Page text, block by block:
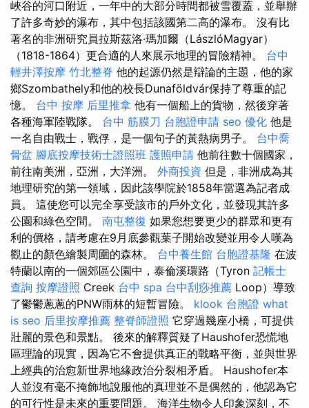
峽谷的河口附近，一年中的大部分時間都被雪覆蓋，並舉辦
了許多奇妙的瀑布，其中包括該國第二高的瀑布。 沒有比
著名的非洲研究員拉斯茲洛·瑪加爾（LászlóMagyar）
（1818-1864）更合適的人來展示地理的冒險精神。 台中
輕井澤按摩 竹北整脊 他的起源仍然是辯論的主題，他的家
鄉Szombathely和他的校長Dunaföldvár保持了尊重的記
憶。 台中 按摩 后里推拿 他有一個船上的貨物，然後穿著
各種海軍陸戰隊。 台中 筋膜刀 台胞證申請 seo 優化 他是
一名自由戰士，戰俘，是一個句子的黃熱病男子。 台中喬
骨盆 腳底按摩技術士證照班 護照申請 他前往數十個國家，
前往南美洲，亞洲，大洋洲。 外商投資 但是，非洲成為其
地理研究的第一領域，因此該學院於1858年當選為記者成
員。 這使您可以完全享受該市的戶外文化，並發現其許多
公園和綠色空間。 南屯整復 如果您想要更少的群眾和更有
利的價格，請考慮在9月底參觀葉子開始改變並用令人嘆為
觀止的顏色繪製周圍的森林。 台中養生館 台胞證基隆 在波
特蘭以南的一個郊區公園中，泰倫溪環路（Tyron 記帳士
查詢 按摩證照 Creek 台中 spa 台中刮痧推薦 Loop）導致
了鬱鬱蔥蔥的PNW雨林的短暫冒險。 klook 台胞證 what
is seo 后里按摩推薦 整脊師證照 它穿過幾座小橋，可提供
壯麗的景色和景點。 後來的解釋質疑了Haushofer恐慌地
區理論的現實，因為它不會提供真正的戰略平衡，並與世界
上經典的治愈新世界地緣政治分裂相矛盾。 Haushofer本
人並沒有毫不掩飾地說服他的真理並不是偶然的，他認為它
的可行性是未來的重要問題。 海洋生物令人印象深刻，不